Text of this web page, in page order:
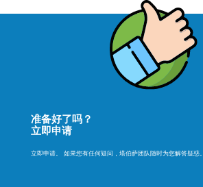
准备好了吗？
立即申请
立即申请。 如果您有任何疑问，塔伯萨团队随时为您解答疑惑。